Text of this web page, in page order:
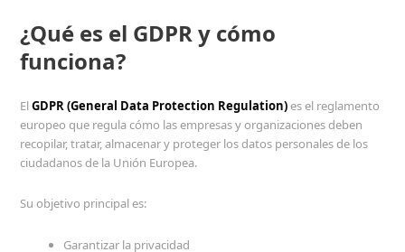
¿Qué es el GDPR y cómo
funciona?
ElGDPR (General Data Protection Regulation)es el reglamento
europeo que regula cómo las empresas y organizaciones deben
recopilar, tratar, almacenar y proteger los datos personales de los
ciudadanos de la Unión Europea.
Su objetivo principal es:
Garantizar la privacidad